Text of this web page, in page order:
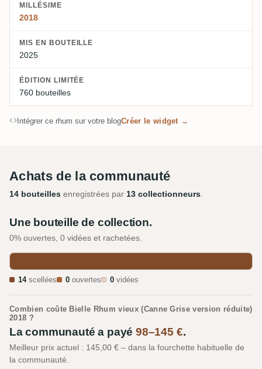
MILLÉSIME
2018
MIS EN BOUTEILLE
2025
ÉDITION LIMITÉE
760 bouteilles
Intégrer ce rhum sur votre blogCréer le widget →
Achats de la communauté
14 bouteilles enregistrées par 13 collectionneurs.
Une bouteille de collection.
0% ouvertes, 0 vidées et rachetées.
14scellées 0 ouvertes 0 vidées
Combien coûte Bielle Rhum vieux (Canne Grise version réduite)
2018 ?
La communauté a payé98–145 €.
Meilleur prix actuel : 145,00 € – dans la fourchette habituelle de
la communauté.